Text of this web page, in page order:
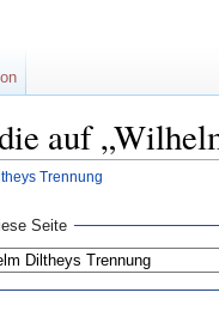
auf
Trennung
Seite